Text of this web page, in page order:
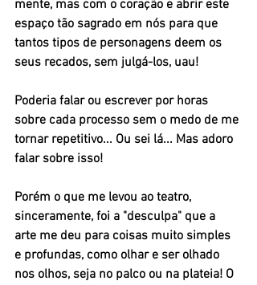
mente, mas com o coração e abrir este
espaço tão sagrado em nós para que
tantos tipos de personagens deem os
seus recados, sem julgá-los, uau!
Poderia falar ou escrever por horas
sobre cada processo sem o medo de me
tornar repetitivo... Ou sei lá... Mas adoro
falar sobre isso!
Porém o que me levou ao teatro,
sinceramente, foi a "desculpa" que a
arte me deu para coisas muito simples
e profundas, como olhar e ser olhado
nos olhos, seja no palco ou na plateia! O